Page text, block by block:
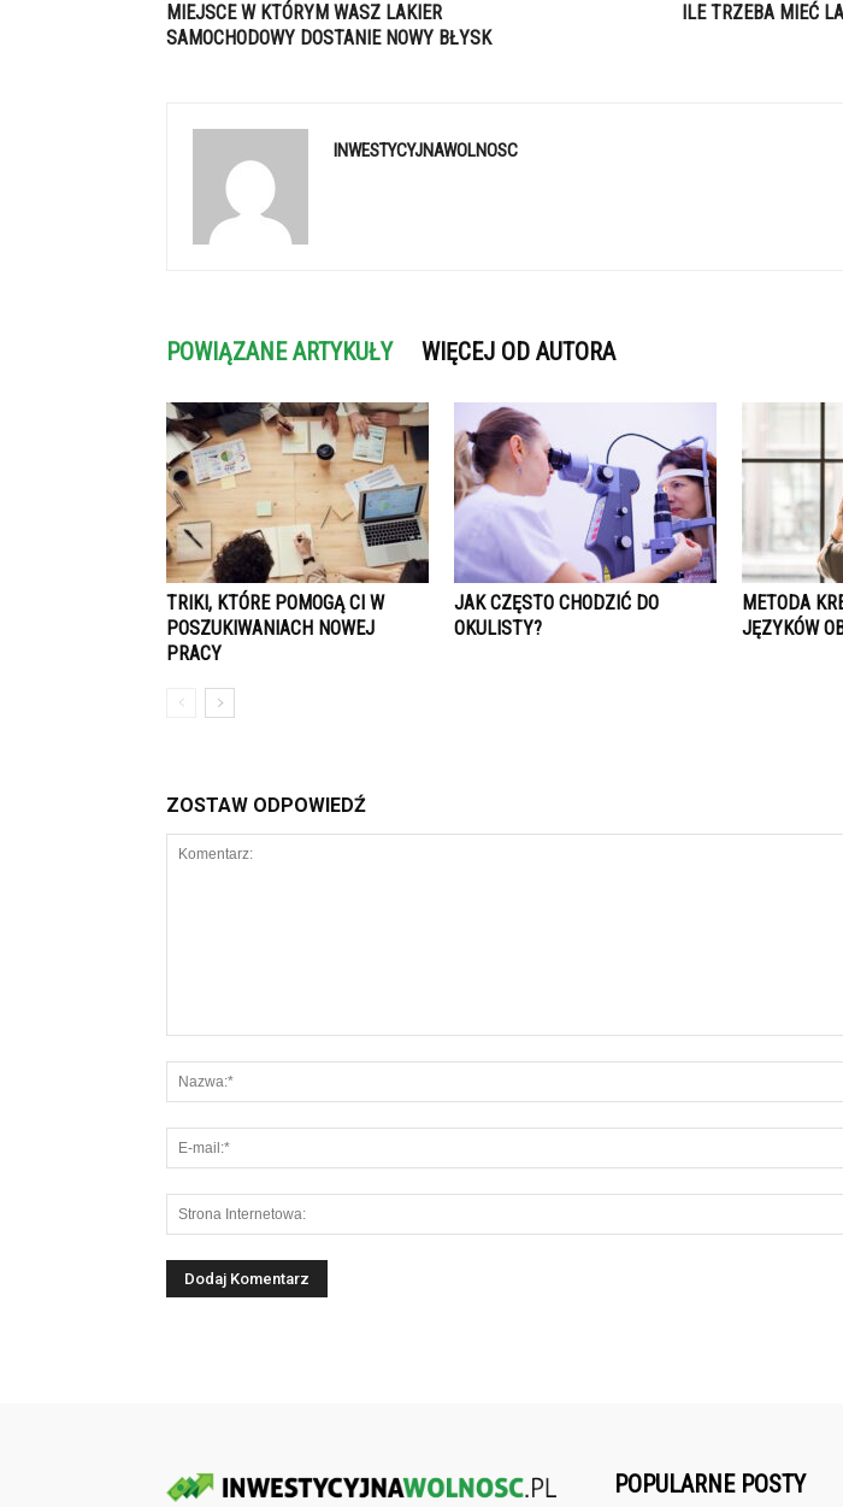
MIEJSCE W KTÓRYM WASZ LAKIER
SAMOCHODOWY DOSTANIE NOWY BŁYSK
ILE TRZEBA MIEĆ
INWESTYCYJNAWOLNOSC
POWIĄZANE ARTYKUŁY WIĘCEJ OD AUTORA
TRIKI, KTÓRE POMOGĄ CI W
POSZUKIWANIACH NOWEJ
PRACY
JAK CZĘSTO CHODZIĆ DO
OKULISTY?
METODA
JĘZYKÓW
ZOSTAW ODPOWIEDŹ
POPULARNE POSTY